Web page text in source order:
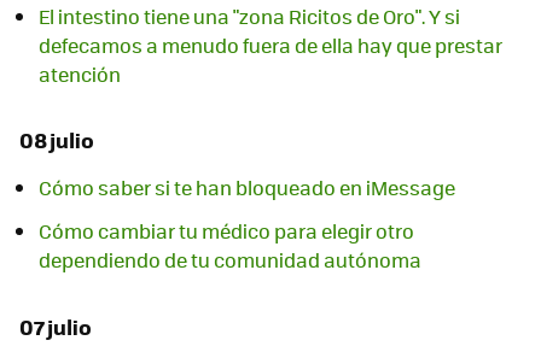
El intestino tiene una "zona Ricitos de Oro". Y si
defecamos a menudo fuera de ella hay que prestar
atención
08 julio
Cómo saber si te han bloqueado en iMessage
Cómo cambiar tu médico para elegir otro
dependiendo de tu comunidad autónoma
07 julio